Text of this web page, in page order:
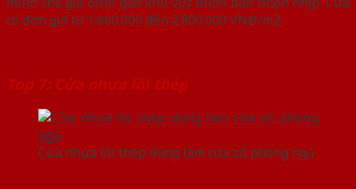
có đơn giá từ 1.800.000 đến 2.800.000 VNĐ/m2.
Top 7: Cửa nhựa lõi thép
Cửa nhựa lõi thép dùng làm cửa sổ phòng ngủ